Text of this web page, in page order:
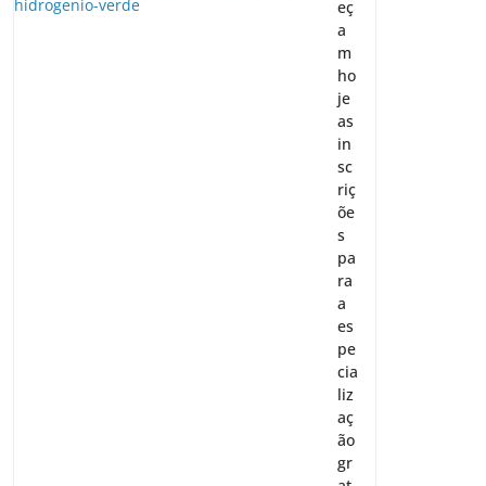
eç
a
m
ho
je
as
in
sc
riç
õe
s
pa
ra
a
es
pe
cia
liz
aç
ão
gr